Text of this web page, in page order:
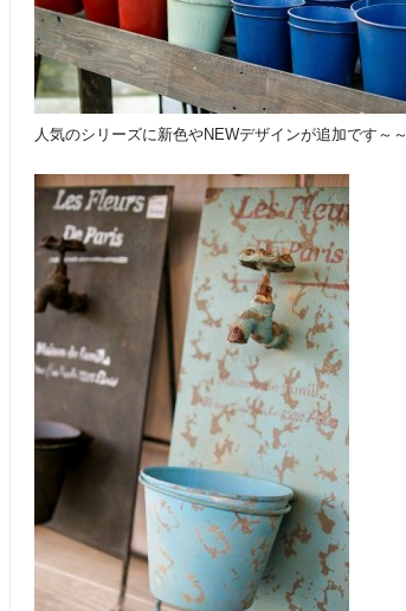
人気のシリーズに新色やNEWデザインが追加です～～